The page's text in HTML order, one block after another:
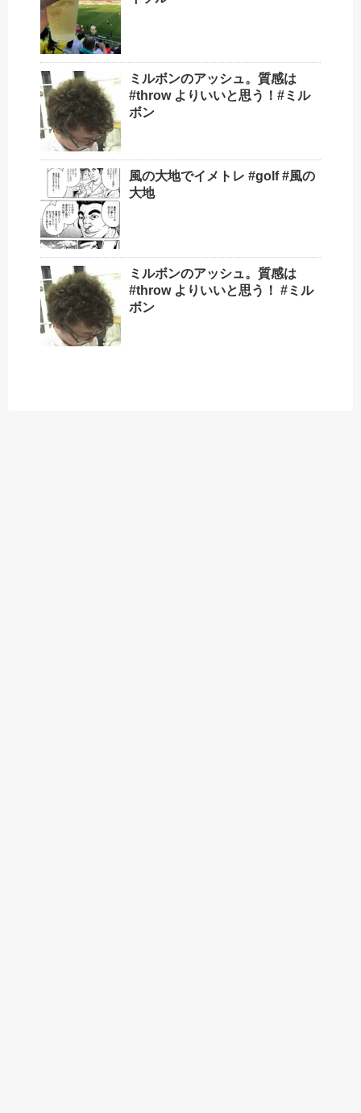
ミルボンのアッシュ。質感は
#throw よりいいと思う！#ミル
ボン
風の大地でイメトレ #golf #風の
大地
ミルボンのアッシュ。質感は
#throw よりいいと思う！ #ミル
ボン